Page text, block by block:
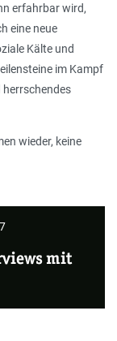
erfahrbar wird,
eine neue
Kälte und
im Kampf
wieder, keine
mit